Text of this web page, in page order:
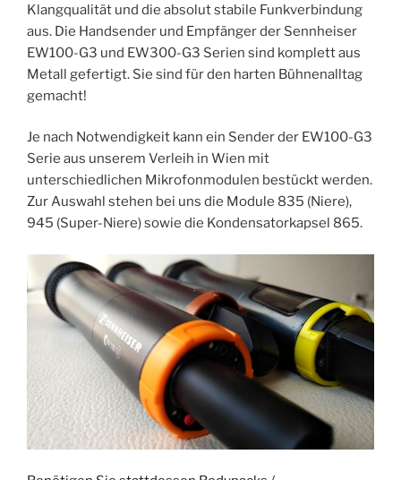
Klangqualität und die absolut stabile Funkverbindung
aus. Die Handsender und Empfänger der Sennheiser
EW100-G3 und EW300-G3 Serien sind komplett aus
Metall gefertigt. Sie sind für den harten Bühnenalltag
gemacht!
Je nach Notwendigkeit kann ein Sender der EW100-G3
Serie aus unserem Verleih in Wien mit
unterschiedlichen Mikrofonmodulen bestückt werden.
Zur Auswahl stehen bei uns die Module 835 (Niere),
945 (Super-Niere) sowie die Kondensatorkapsel 865.